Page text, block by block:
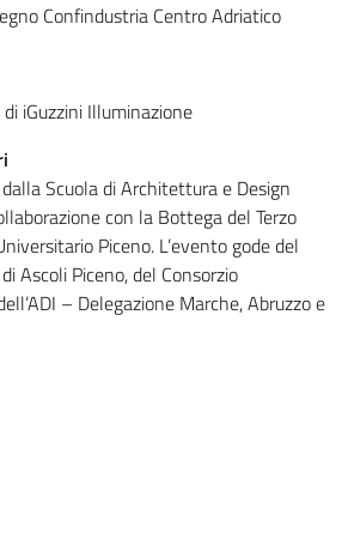
Confindustria Centro Adriatico
iGuzzini Illuminazione
Scuola di Architettura e Design
con la Bottega del Terzo
Piceno. L’evento gode del
Ascoli Piceno, del Consorzio
– Delegazione Marche, Abruzzo e